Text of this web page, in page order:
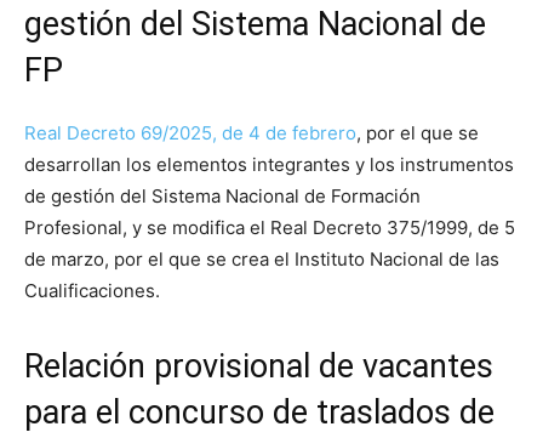
gestión del Sistema Nacional de
FP
Real Decreto 69/2025, de 4 de febrero, por el que se
desarrollan los elementos integrantes y los instrumentos
de gestión del Sistema Nacional de Formación
Profesional, y se modifica el Real Decreto 375/1999, de 5
de marzo, por el que se crea el Instituto Nacional de las
Cualificaciones.
Relación provisional de vacantes
para el concurso de traslados de